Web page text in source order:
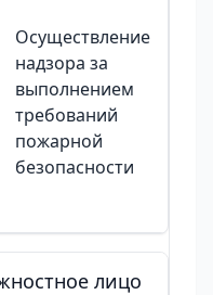
Осуществление
надзора за
выполнением
требований
пожарной
безопасности
лицо